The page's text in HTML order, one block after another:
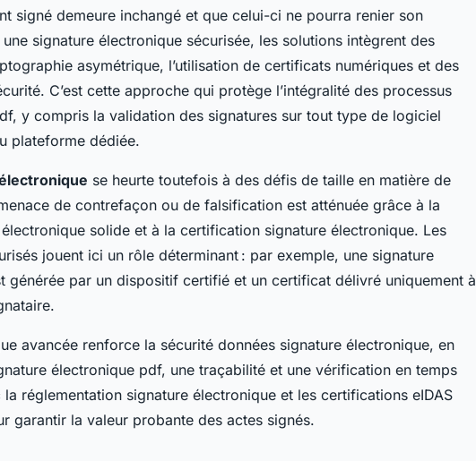
signé demeure inchangé et que celui-ci ne pourra renier son
signature électronique sécurisée, les solutions intègrent des
asymétrique, l’utilisation de certificats numériques et des
C’est cette approche qui protège l’intégralité des processus
y compris la validation des signatures sur tout type de logiciel
plateforme dédiée.
se heurte toutefois à des défis de taille en matière de
de contrefaçon ou de falsification est atténuée grâce à la
électronique solide et à la certification signature électronique. Les
jouent ici un rôle déterminant : par exemple, une signature
générée par un dispositif certifié et un certificat délivré uniquement à
avancée renforce la sécurité données signature électronique, en
électronique pdf, une traçabilité et une vérification en temps
réglementation signature électronique et les certifications eIDAS
garantir la valeur probante des actes signés.